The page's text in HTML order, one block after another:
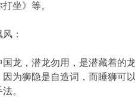
坐》等。
：
，潜龙勿用，是潜藏着的龙
为狮隐是自造词，而睡狮可
。